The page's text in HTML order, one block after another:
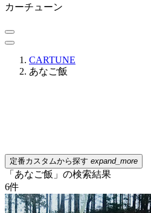
カーチューン
CARTUNE
あなご飯
定番カスタムから探す expand_more
「あなご飯」の検索結果
6件